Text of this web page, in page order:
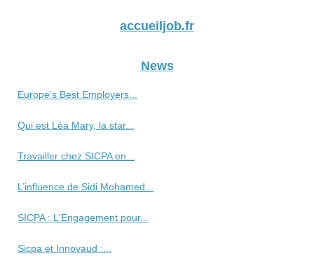
accueiljob.fr
News
Europe’s Best Employers...
Qui est Léa Mary, la star...
Travailler chez SICPA en...
L’influence de Sidi Mohamed...
SICPA : L'Engagement pour...
Sicpa et Innovaud :...